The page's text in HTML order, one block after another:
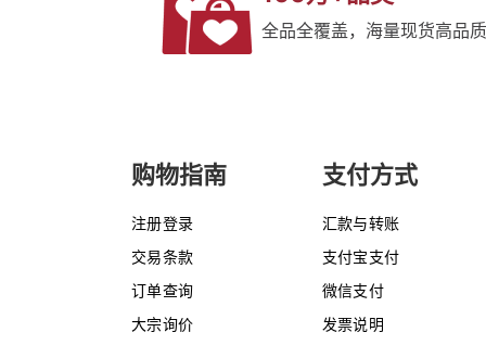
全品全覆盖，海量现货高品
购物指南
注册登录
交易条款
订单查询
大宗询价
支付方式
汇款与转账
支付宝支付
微信支付
发票说明